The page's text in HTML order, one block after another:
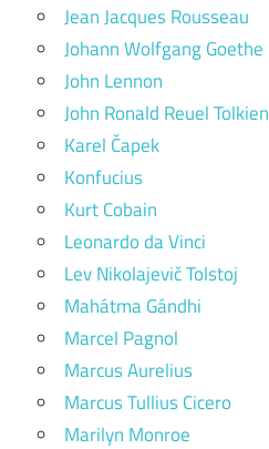
Jean Jacques Rousseau
Johann Wolfgang Goethe
John Lennon
John Ronald Reuel Tolkien
Karel Čapek
Konfucius
Kurt Cobain
Leonardo da Vinci
Lev Nikolajevič Tolstoj
Mahátma Gándhi
Marcel Pagnol
Marcus Aurelius
Marcus Tullius Cicero
Marilyn Monroe